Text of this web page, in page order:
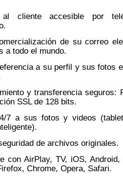
al cliente accesible por
de su correo
a todo el mundo.
a su perfil y sus fotos
y transferencia seguros:
SSL de 128 bits.
7 a sus fotos y videos
de archivos originales.
con AirPlay, TV, iOS,
Chrome, Opera, Safari.